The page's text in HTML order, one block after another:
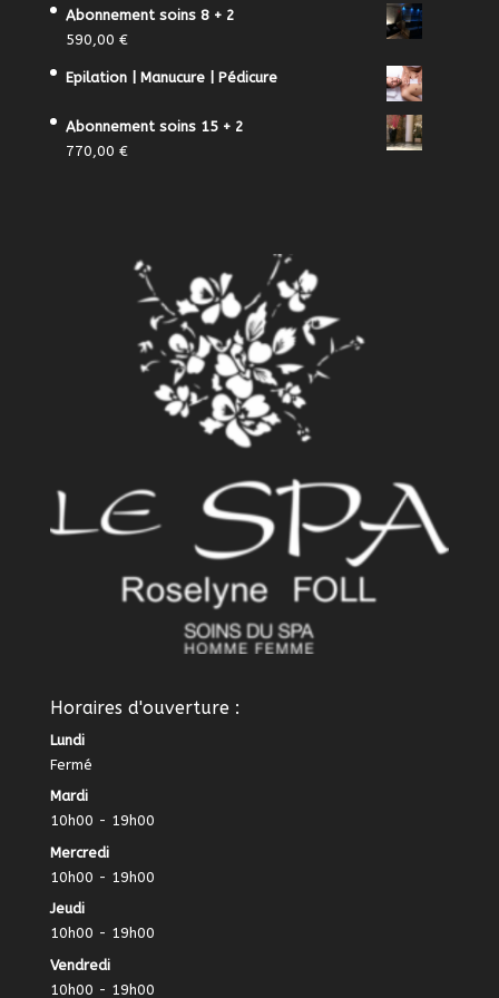
Abonnement soins 8 + 2
590,00 €
Epilation | Manucure | Pédicure
Abonnement soins 15 + 2
770,00 €
Horaires d'ouverture :
Lundi
Fermé
Mardi
10h00 - 19h00
Mercredi
10h00 - 19h00
Jeudi
10h00 - 19h00
Vendredi
10h00 - 19h00